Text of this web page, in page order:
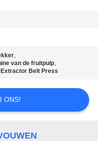
,
van de fruitpulp,
Belt Press
ONS!